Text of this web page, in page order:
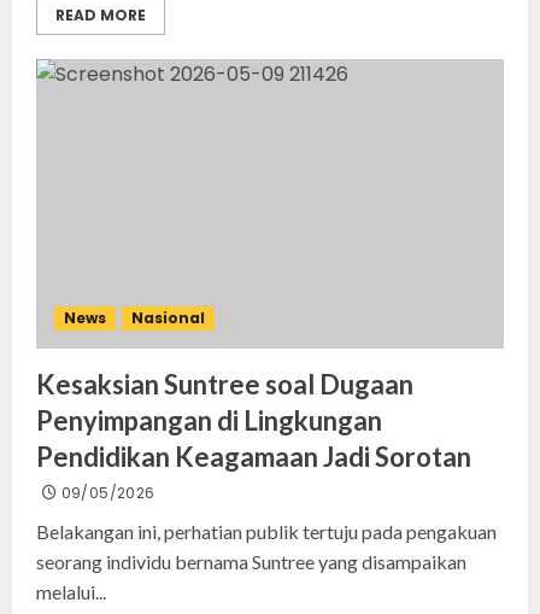
READ MORE
News Nasional
Kesaksian Suntree soal Dugaan
Penyimpangan di Lingkungan
Pendidikan Keagamaan Jadi Sorotan
09/05/2026
Belakangan ini, perhatian publik tertuju pada pengakuan
seorang individu bernama Suntree yang disampaikan
melalui...